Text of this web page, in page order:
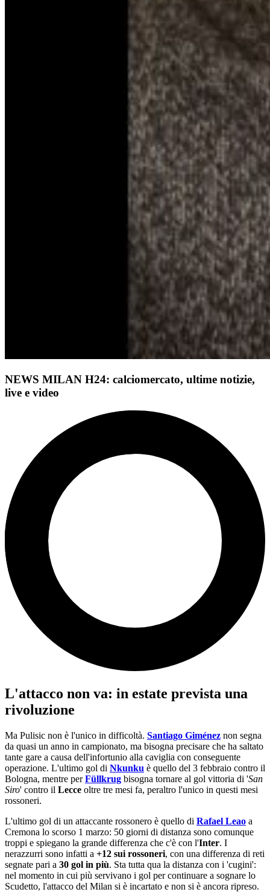
NEWS MILAN H24: calciomercato, ultime notizie,
live e video
L'attacco non va: in estate prevista una
rivoluzione
Ma Pulisic non è l'unico in difficoltà. Santiago Giménez non segna
da quasi un anno in campionato, ma bisogna precisare che ha saltato
tante gare a causa dell'infortunio alla caviglia con conseguente
operazione. L'ultimo gol di Nkunku è quello del 3 febbraio contro il
Bologna, mentre perFüllkrug bisogna tornare al gol vittoria di 'San
Siro' contro il Lecce oltre tre mesi fa, peraltro l'unico in questi mesi
rossoneri.
L'ultimo gol di un attaccante rossonero è quello di Rafael Leao a
Cremona lo scorso 1 marzo: 50 giorni di distanza sono comunque
troppi e spiegano la grande differenza che c'è con l'Inter. I
nerazzurri sono infatti a +12 sui rossoneri, con una differenza di reti
segnate pari a 30 gol in più. Sta tutta qua la distanza con i 'cugini':
nel momento in cui più servivano i gol per continuare a sognare lo
Scudetto, l'attacco del Milan si è incartato e non si è ancora ripreso.